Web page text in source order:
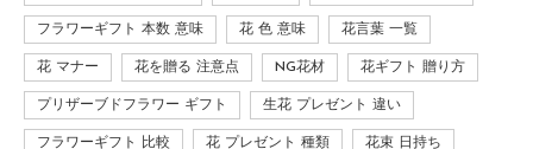
フラワーギフト 本数 意味 花 色 意味 花言葉 一覧
花 マナー 花を贈る 注意点 NG花材 花ギフト 贈り方
プリザーブドフラワー ギフト 生花 プレゼント 違い
フラワーギフト 比較 花 プレゼント 種類 花束 日持ち